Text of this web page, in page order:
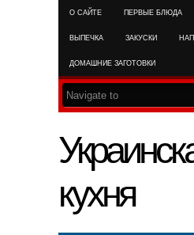
О САЙТЕ ПЕРВЫЕ БЛЮДА
ВЫПЕЧКА ЗАКУСКИ
ДОМАШНИЕ ЗАГОТОВКИ
кухня